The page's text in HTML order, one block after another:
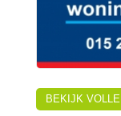
BEKIJK